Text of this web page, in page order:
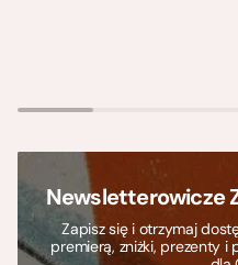
Newsletterowicze
Zapisz się i otrzymaj
premierą, zniżki, prezenty